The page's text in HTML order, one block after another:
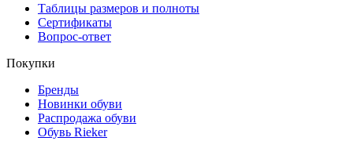
Таблицы размеров и полноты
Сертификаты
Вопрос-ответ
Покупки
Бренды
Новинки обуви
Распродажа обуви
Обувь Rieker